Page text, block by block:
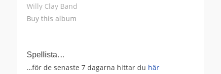
Willy Clay Band
Buy this album
Spellista…
…för de senaste 7 dagarna hittar du här